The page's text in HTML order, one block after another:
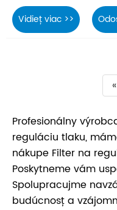
Vidieť viac >>
«
Profesionálny
reguláciu tlaku,
nákupe Filter na
Poskytneme vám
Spolupracujme
budúcnosť a